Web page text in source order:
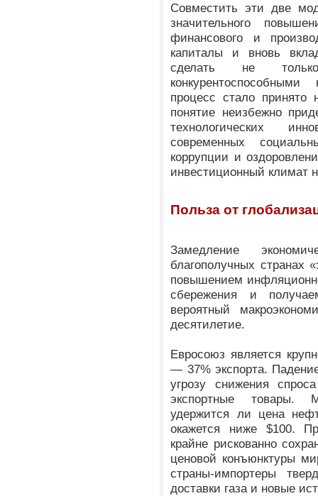
Совместить эти две
значительного
финансового и
капиталы и вновь
сделать не
процесс стало
понятие неизбежно
технологических
современных
коррупции и
инвестиционный климат
Польза от
Замедление
благополучных странах
повышением
сбережения и
вероятный
десятилетие.
Евросоюз является
— 37% экспорта.
угрозу снижения
экспортные товары.
удержится ли цена
окажется ниже $100.
крайне рискованно
ценовой конъюнктуры
страны-импортеры
доставки газа и новые